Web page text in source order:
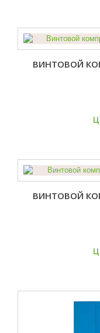
ВИНТОВОЙ
ВИНТОВОЙ